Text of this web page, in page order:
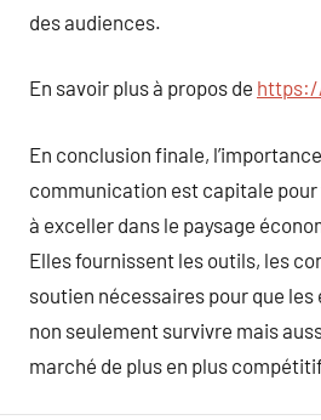
des audiences.
En savoir plus à propos de
En conclusion finale,
communication est capitale
à exceller dans le paysage
Elles fournissent les outils, les
soutien nécessaires pour que
non seulement survivre mais
marché de plus en plus